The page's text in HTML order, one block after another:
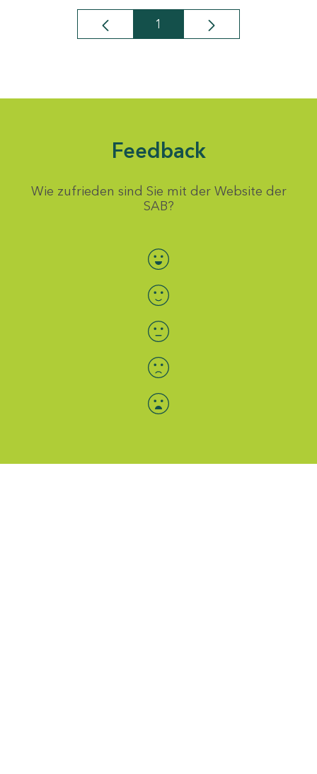
Seite
1
Feedback
Wie zufrieden sind Sie mit der Website der
SAB?
Bewertung auswählen